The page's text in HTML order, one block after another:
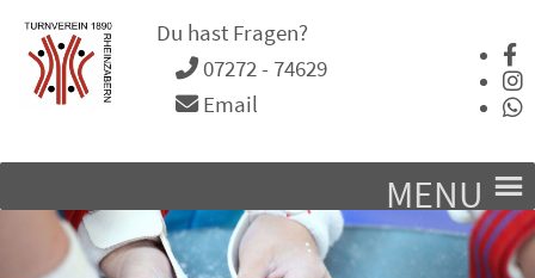
Du hast Fragen?
07272 - 74629
Email
MENU